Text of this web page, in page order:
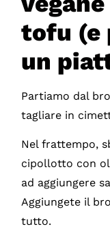
tofu (e
un
Partiamo dal
tagliare in
Nel frattempo,
cipollotto con
ad aggiungere
Aggiungete il
tutto.